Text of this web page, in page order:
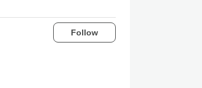
Follow